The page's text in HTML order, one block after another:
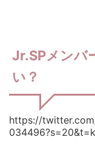
Jr.SPメンバ
い？
https://